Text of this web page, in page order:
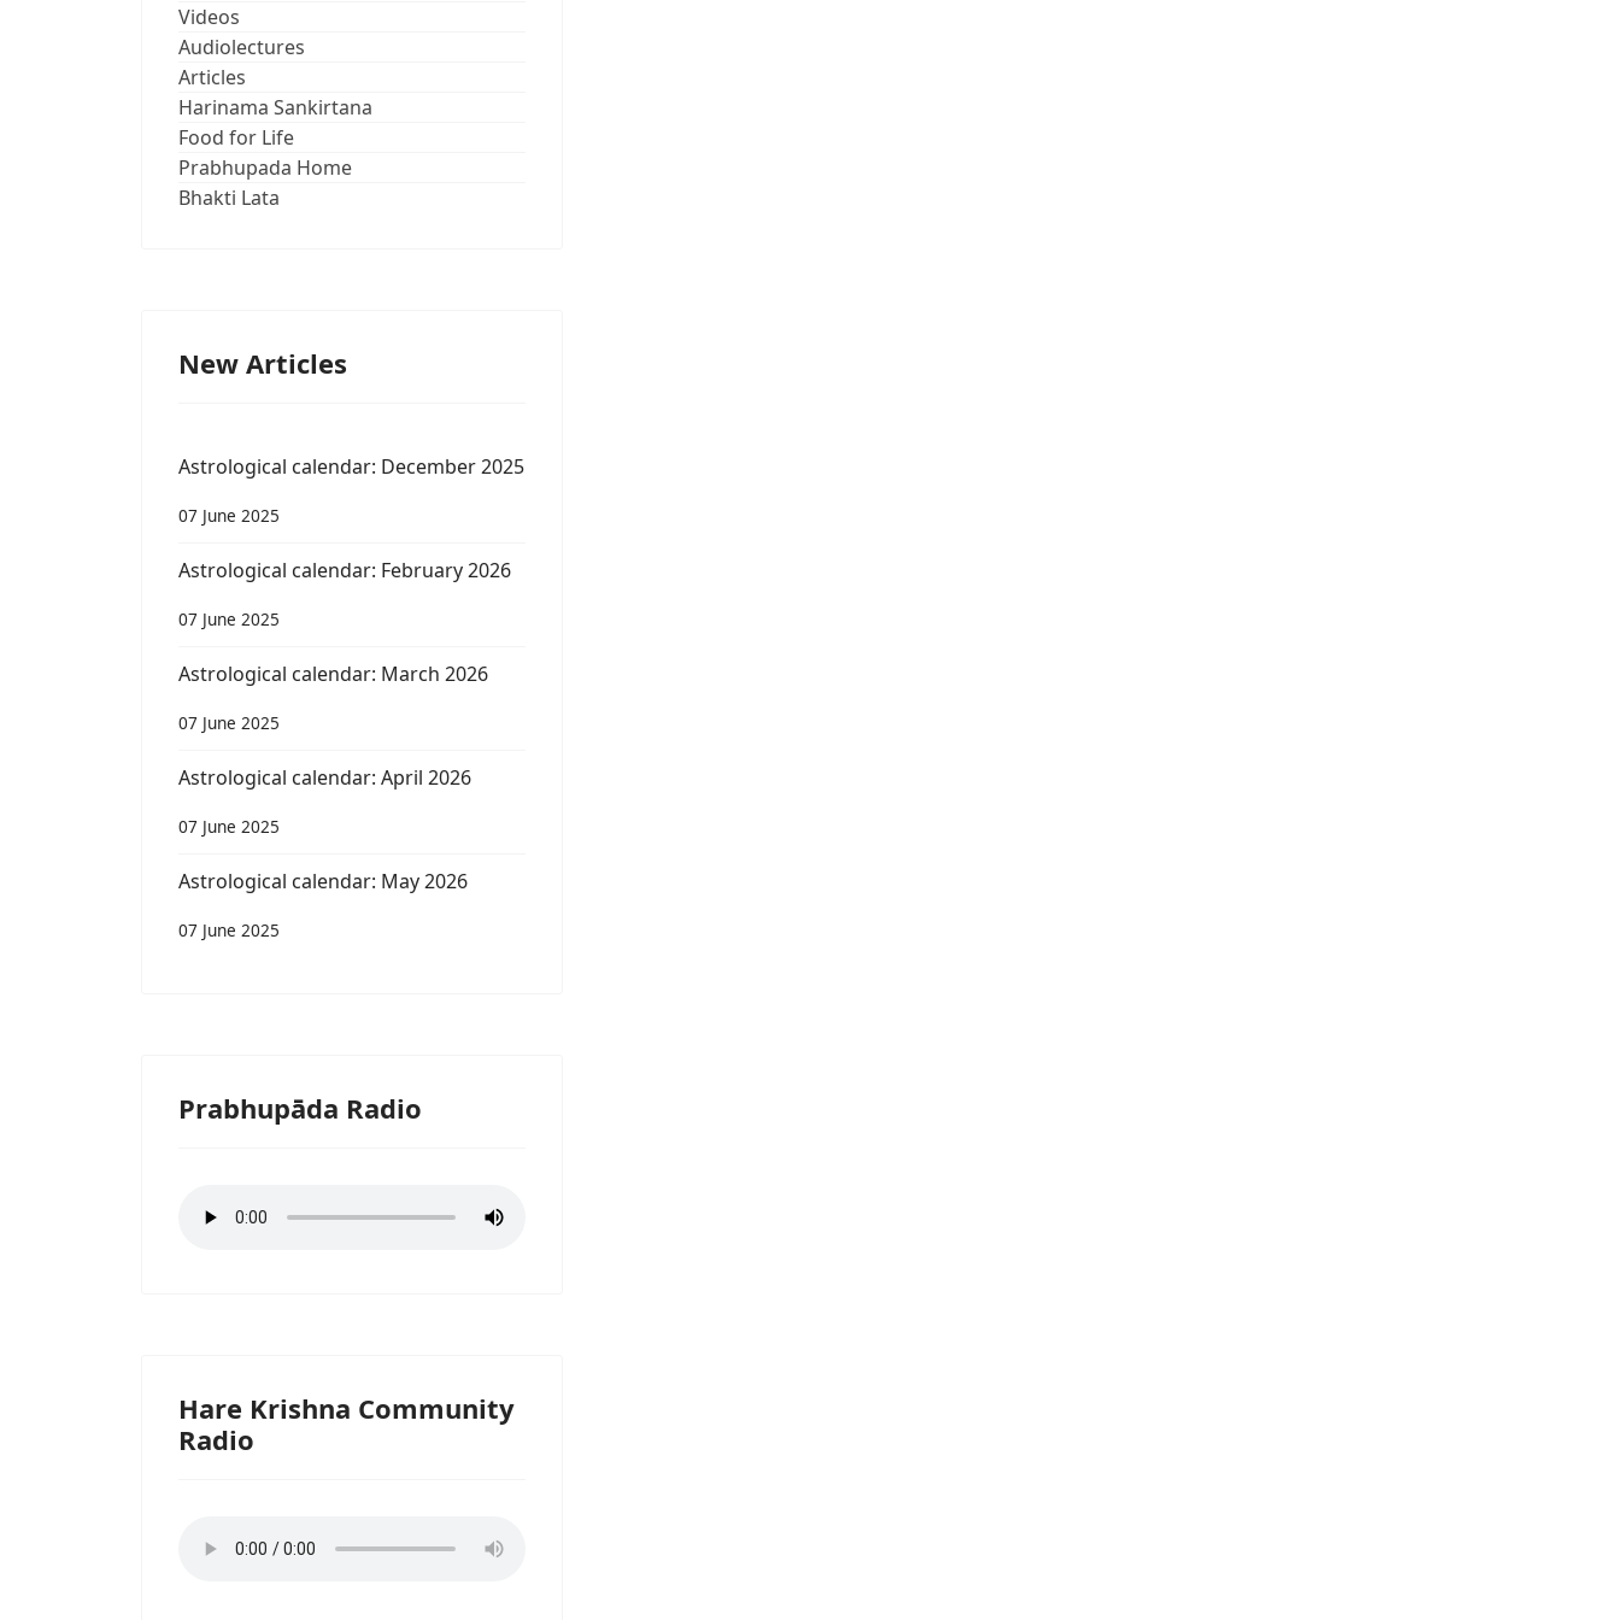
Videos
Audiolectures
Articles
Harinama Sankirtana
Food for Life
Prabhupada Home
Bhakti Lata
New Articles
Astrological calendar: December 2025
07 June 2025
Astrological calendar: February 2026
07 June 2025
Astrological calendar: March 2026
07 June 2025
Astrological calendar: April 2026
07 June 2025
Astrological calendar: May 2026
07 June 2025
Prabhupāda Radio
Hare Krishna Community
Radio